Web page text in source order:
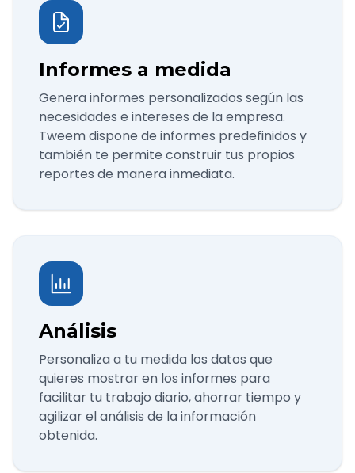
Informes a medida
Genera informes personalizados según las
necesidades e intereses de la empresa.
Tweem dispone de informes predefinidos y
también te permite construir tus propios
reportes de manera inmediata.
Análisis
Personaliza a tu medida los datos que
quieres mostrar en los informes para
facilitar tu trabajo diario, ahorrar tiempo y
agilizar el análisis de la información
obtenida.